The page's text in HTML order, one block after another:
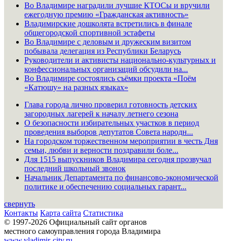
Во Владимире наградили лучшие КТОСы и вручили
ежегодную премию «Гражданская активность»
Владимирские дошколята встретились в финале
общегородской спортивной эстафеты
Во Владимире с деловым и дружеским визитом
побывала делегация из Республики Беларусь
Руководители и активисты национально-культурных и
конфессиональных организаций обсудили на...
Во Владимире состоялись съёмки проекта «Поём
«Катюшу» на разных языках»
Глава города лично проверил готовность детских
загородных лагерей к началу летнего сезона
О безопасности избирательных участков в период
проведения выборов депутатов Совета народн...
На городском торжественном мероприятии в честь Дня
семьи, любви и верности поздравили боле...
Для 1515 выпускников Владимира сегодня прозвучал
последний школьный звонок
Начальник Департамента по финансово-экономической
политике и обеспечению социальных гарант...
свернуть
Контакты Карта сайта Статистика
© 1997-2026 Официальный сайт органов
местного самоуправления города Владимира